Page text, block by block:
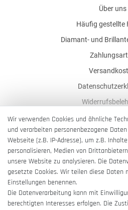
Über uns
Häufig gestellte
Diamant- und
AGB
Vertrag
Wir verwenden Cookies und ähnliche
und verarbeiten personenbezogene
Webseite (z.B. IP-Adresse), um z.B.
personalisieren, Medien von
unsere Website zu analysieren. Die
gesetzte Cookies. Wir teilen diese
Einstellungen benennen.
Die Datenverarbeitung kann mit
berechtigten Interesses erfolgen. Die